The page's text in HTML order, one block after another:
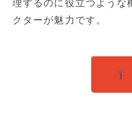
理するのに役立つような
クターが魅力です。
1